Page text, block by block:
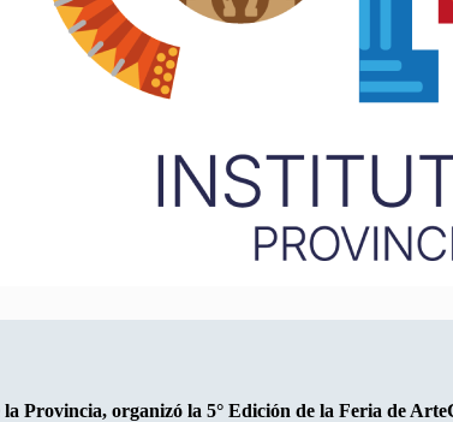
Provincia, organizó la 5° Edición de la Feria de